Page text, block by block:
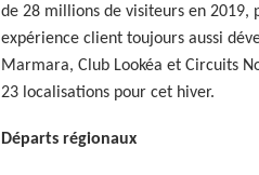
de 28 millions de visiteurs en 2019,
expérience client toujours aussi
Marmara, Club Lookéa et Circuits
23 localisations pour cet hiver.
Départs régionaux